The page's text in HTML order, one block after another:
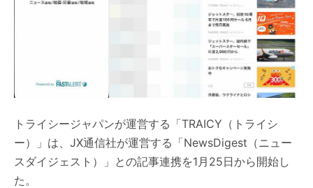
トライシージャパンが運営する「TRAICY（トライシ
ー）」は、JX通信社が運営する「NewsDigest（ニュー
スダイジェスト）」との記事連携を1月25日から開始し
た。